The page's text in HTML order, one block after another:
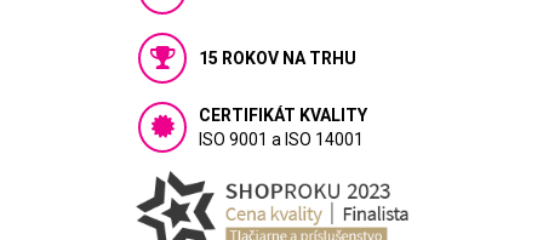
15 ROKOV NA TRHU
CERTIFIKÁT KVALITY
ISO 9001 a ISO 14001